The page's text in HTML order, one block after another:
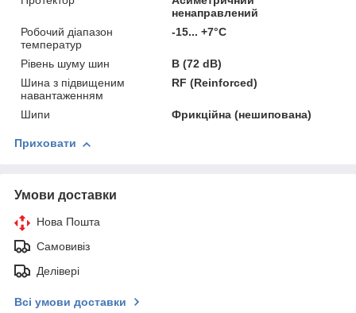
ненаправлений
Робочий діапазон
температур
-15... +7°C
Рівень шуму шин
B (72 dB)
Шина з підвищеним
навантаженням
RF (Reinforced)
Шипи Фрикційна (нешипована)
Приховати
Умови доставки
Нова Пошта
Самовивіз
Делівері
Всі умови доставки